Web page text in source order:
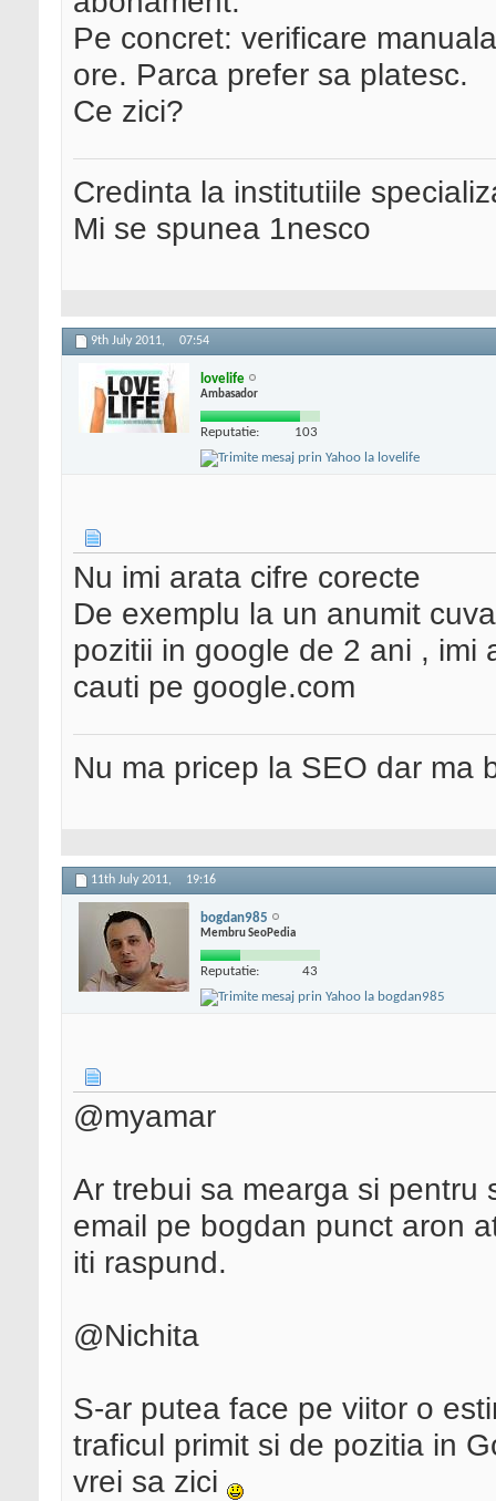
Pe concret: verificare
ore. Parca prefer sa platesc.
Ce zici?
Credinta la institutiile
Mi se spunea 1nesco
9th July 2011, 07:54
lovelife
Ambasador
Reputatie: 103
Nu imi arata cifre corecte
De exemplu la un anumit
pozitii in google de 2 ani , imi
cauti pe google.com
Nu ma pricep la SEO dar ma
11th July 2011, 19:16
bogdan985
Membru SeoPedia
Reputatie: 43
@myamar
Ar trebui sa mearga si pentru
email pe bogdan punct aron
iti raspund.
@Nichita
S-ar putea face pe viitor o
traficul primit si de pozitia in
vrei sa zici